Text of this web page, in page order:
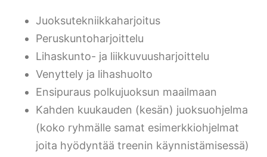
Juoksutekniikkaharjoitus
Peruskuntoharjoittelu
Lihaskunto- ja liikkuvuusharjoittelu
Venyttely ja lihashuolto
Ensipuraus polkujuoksun maailmaan
Kahden kuukauden (kesän) juoksuohjelma
(koko ryhmälle samat esimerkkiohjelmat
joita hyödyntää treenin käynnistämisessä)